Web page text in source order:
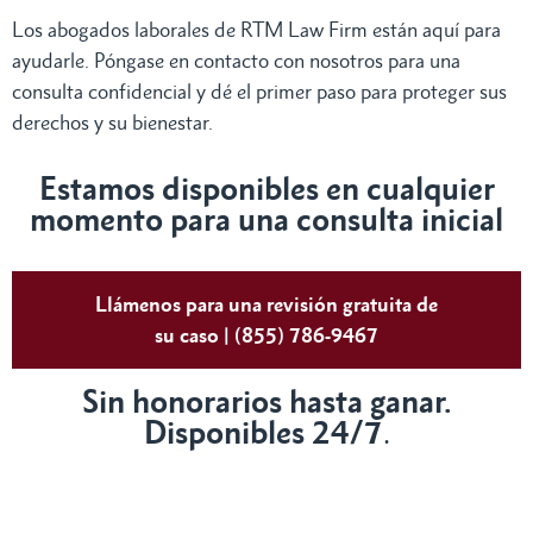
Los abogados laborales de RTM Law Firm están aquí para
ayudarle. Póngase en contacto con nosotros para una
consulta confidencial y dé el primer paso para proteger sus
derechos y su bienestar.
Estamos disponibles en cualquier
momento para una consulta inicial
Llámenos para una revisión gratuita de
su caso | (855) 786-9467
Sin honorarios hasta ganar.
Disponibles 24/7.